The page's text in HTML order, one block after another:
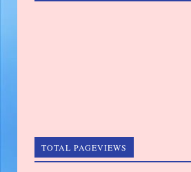
TOTAL PAGEVIEWS